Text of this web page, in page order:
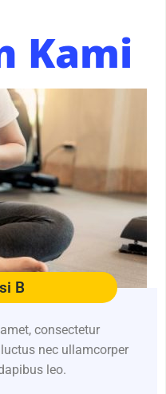
Kami
B
consectetur
nec ullamcorper
leo.